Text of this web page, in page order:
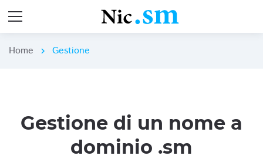
Home chevron_right Gestione
Gestione di un nome a
dominio .sm